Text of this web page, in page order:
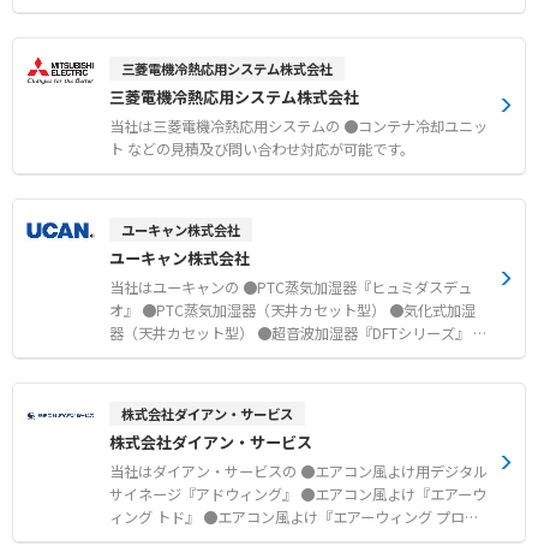
三菱電機冷熱応用システム株式会社
三菱電機冷熱応用システム株式会社
当社は三菱電機冷熱応用システムの ●コンテナ冷却ユニッ
ト などの見積及び問い合わせ対応が可能です。
ユーキャン株式会社
ユーキャン株式会社
当社はユーキャンの ●PTC蒸気加湿器『ヒュミダスデュ
オ』 ●PTC蒸気加湿器（天井カセット型） ●気化式加湿
器（天井カセット型） ●超音波加湿器『DFTシリーズ』 ●
ドレン排水処理機『ドレンスィーパー』 などの見積及び問
い合わせ対応が可能です。
株式会社ダイアン・サービス
株式会社ダイアン・サービス
当社はダイアン・サービスの ●エアコン風よけ用デジタル
サイネージ『アドウィング』 ●エアコン風よけ『エアーウ
ィング トド』 ●エアコン風よけ『エアーウィング プロ』
などの見積及び問い合わせ対応が可能です。